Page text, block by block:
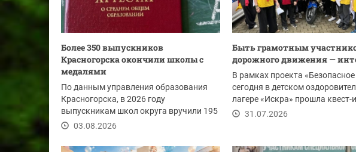
Более 350 выпускников
Красногорска окончили школы с
медалями
По данным управления образования
Красногорска, в 2026 году
выпускникам школ округа вручили 195
золотых и 158...
03.08.2026
Быть грамотным
дорожного движения —
В рамках проекта «Безопасное
сегодня в детском
лагере «Искра» прошла квест-
организованная...
31.07.2026